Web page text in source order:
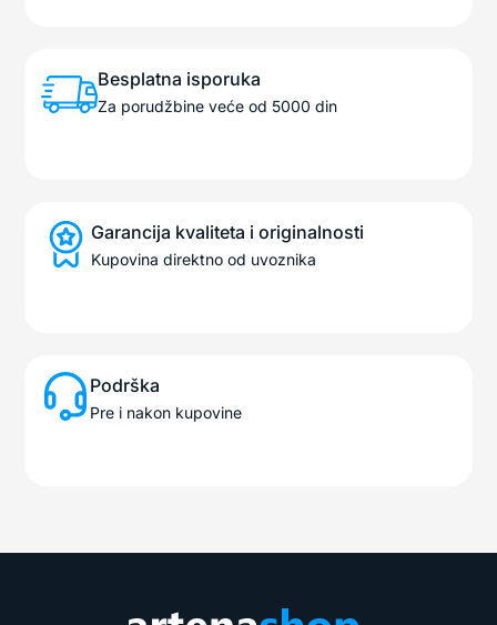
Besplatna isporuka
Za porudžbine veće od 5000 din
Garancija kvaliteta i originalnosti
Kupovina direktno od uvoznika
Podrška
Pre i nakon kupovine